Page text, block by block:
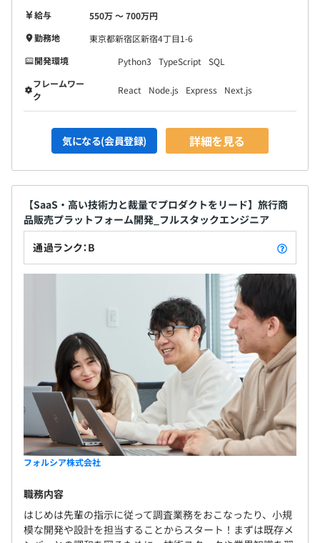
給与
550万 〜 700万円
勤務地
東京都新宿区新宿4丁目1-6
開発環境
Python3 TypeScript
SQL
フレームワー
ク
React Node.js Express Next.js
気になる(会員登録) 詳細を見る
【SaaS・高い技術力と裁量でプロダクトをリード】旅行商
品販売プラットフォーム開発_フルスタックエンジニア
通過ランク：B
フォルシア株式会社
職務内容
はじめは先輩の指示に従って調査業務をおこなったり、小規
模な開発や設計を担当することからスタート！まずは既存メ